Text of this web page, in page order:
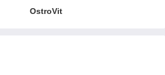
OstroVit